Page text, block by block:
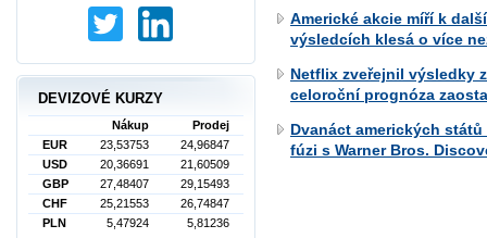
Americké akcie míří k
výsledcích klesá o více
Netflix zveřejnil výsledky
celoroční prognóza
Dvanáct amerických
fúzi s Warner Bros.
DEVIZOVÉ KURZY
Nákup
Prodej
EUR
23,53753
24,96847
USD
20,36691
21,60509
GBP
27,48407
29,15493
CHF
25,21553
26,74847
PLN
5,47924 5,81236